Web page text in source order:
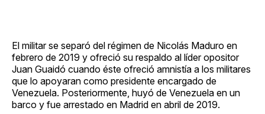
El militar se separó del régimen de Nicolás Maduro en
febrero de 2019 y ofreció su respaldo al líder opositor
Juan Guaidó cuando éste ofreció amnistía a los militares
que lo apoyaran como presidente encargado de
Venezuela. Posteriormente, huyó de Venezuela en un
barco y fue arrestado en Madrid en abril de 2019.